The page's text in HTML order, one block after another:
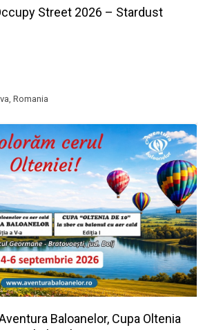
Street 2026 – Stardust
Romania
Baloanelor, Cupa Oltenia